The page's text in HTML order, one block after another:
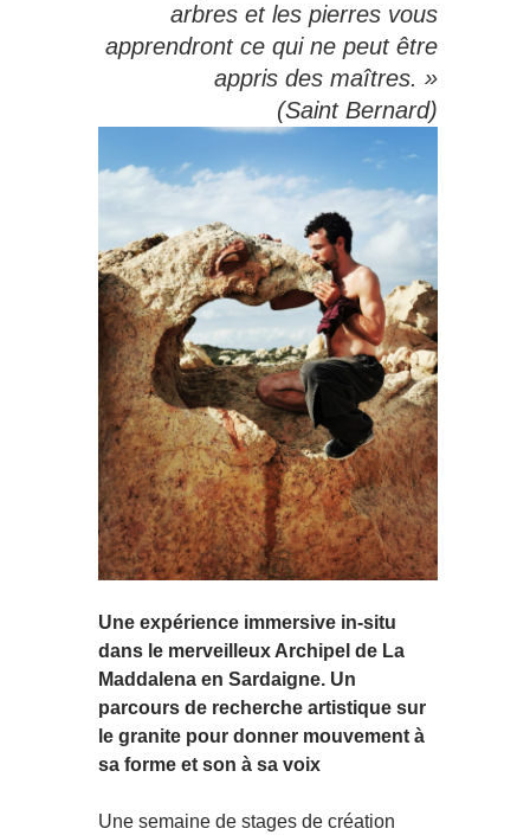
arbres et les pierres vous
apprendront ce qui ne peut être
appris des maîtres. »
(Saint Bernard)
Une expérience immersive in-situ
dans le merveilleux Archipel de La
Maddalena en Sardaigne. Un
parcours de recherche artistique sur
le granite pour donner mouvement à
sa forme et son à sa voix
Une semaine de stages de création